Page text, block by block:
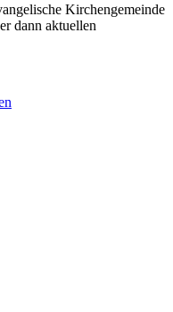
Kirchengemeinde
dann aktuellen